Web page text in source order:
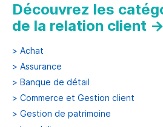
Découvrez les
de la relation client →
> Achat
> Assurance
> Banque de détail
> Commerce et Gestion client
> Gestion de patrimoine